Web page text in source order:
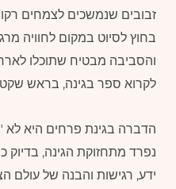
זבובים שנמשכים לצמחים
בחוץ לסיוט במקום לחוויה
והסביבה מבטיח שתוכלו
לקרוא ספר בגינה, בראש שקט
הדברה בגינת פרחים היא לא
נפרד מתחזוקת הגינה, בדיוק
ידע, רגישות והבנה של עולם